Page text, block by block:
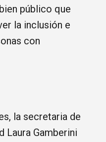
público que
la inclusión e
con
la secretaria de
Laura Gamberini